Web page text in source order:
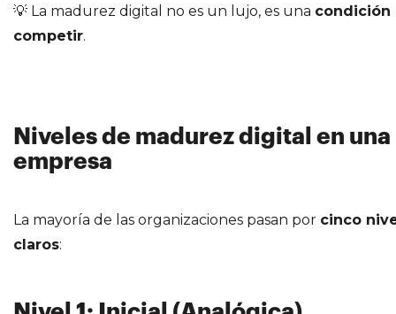
💡 La madurez digital no es un lujo, es una condición
competir.
Niveles de madurez digital en una
empresa
La mayoría de las organizaciones pasan por cinco
claros: